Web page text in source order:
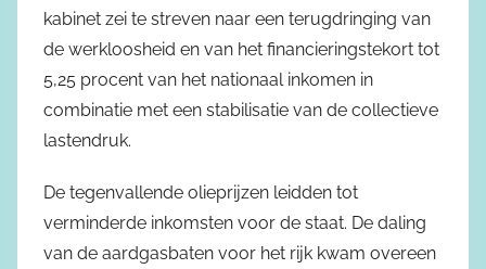
kabinet zei te streven naar een terugdringing van
de werkloosheid en van het financieringstekort tot
5,25 procent van het nationaal inkomen in
combinatie met een stabilisatie van de collectieve
lastendruk.
De tegenvallende olieprijzen leidden tot
verminderde inkomsten voor de staat. De daling
van de aardgasbaten voor het rijk kwam overeen